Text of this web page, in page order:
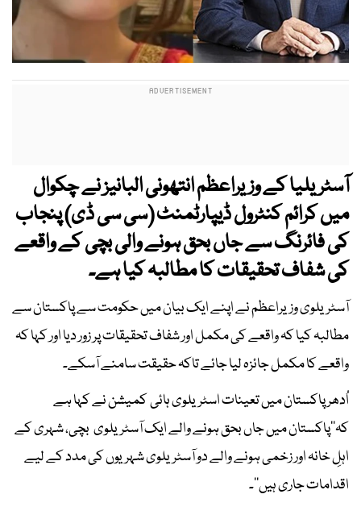
آسٹریلیا کے وزیراعظم انتھونی البانیز نے چکوال
میں کرائم کنٹرول ڈیپارٹمنٹ (سی سی ڈی) پنجاب
کی فائرنگ سے جاں بحق ہونے والی بچی کے واقعے
کی شفاف تحقیقات کا مطالبہ کیا ہے۔
آسٹریلوی وزیراعظم نے اپنے ایک بیان میں حکومت سے پاکستان سے
مطالبہ کیا کہ واقعے کی مکمل اور شفاف تحقیقات پر زور دیا اور کہا کہ
واقعے کا مکمل جائزہ لیا جائے تاکہ حقیقت سامنے آسکے۔
اُدھر پاکستان میں تعینات اسٹریلوی ہائی کمیشن نے کہا ہے
کہ’’پاکستان میں جاں بحق ہونے والے ایک آسٹریلوی بچی، شہری کے
اہلِ خانہ اور زخمی ہونے والے دو آسٹریلوی شہریوں کی مدد کے لیے
اقدامات جاری ہیں‘‘۔